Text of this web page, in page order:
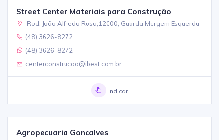
Street Center Materiais para Construção
Rod. João Alfredo Rosa,12000, Guarda Margem Esquerda
(48) 3626-8272
(48) 3626-8272
centerconstrucao@ibest.com.br
Indicar
Agropecuaria Goncalves